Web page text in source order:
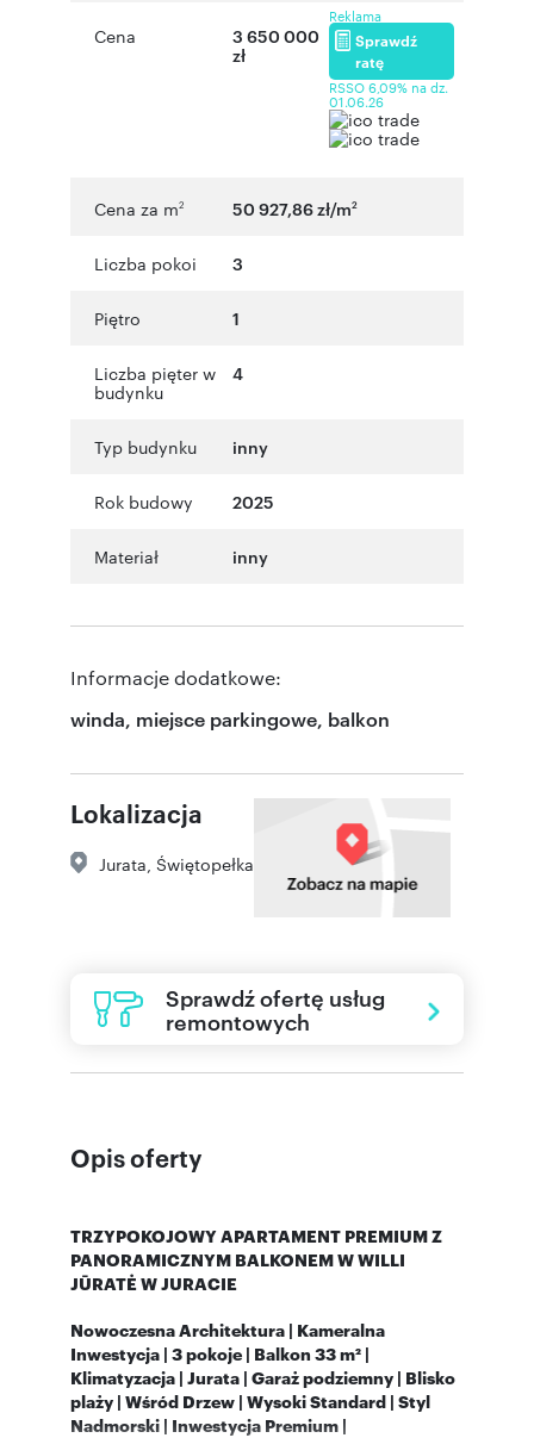
Cena
3 650 000
zł
Reklama
Sprawdź
ratę
RSSO 6,09% na dz.
01.06.26
Cena za m2 50 927,86 zł/m2
Liczba pokoi 3
Piętro 1
Liczba pięter w
budynku
4
Typ budynku inny
Rok budowy 2025
Materiał inny
Informacje dodatkowe:
winda, miejsce parkingowe, balkon
Lokalizacja
Jurata Świętopełka
Sprawdź ofertę usług
remontowych
Opis oferty
TRZYPOKOJOWY APARTAMENT PREMIUM Z
PANORAMICZNYM BALKONEM W WILLI
JŪRATĖ W JURACIE
Nowoczesna Architektura | Kameralna
Inwestycja | 3 pokoje | Balkon 33 m² |
Klimatyzacja | Jurata | Garaż podziemny | Blisko
plaży | Wśród Drzew | Wysoki Standard | Styl
Nadmorski | Inwestycja Premium |